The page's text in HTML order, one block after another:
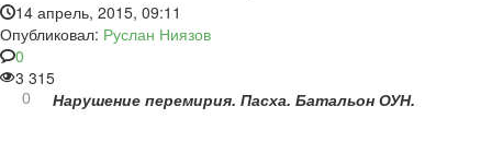
14 апрель, 2015, 09:11
Опубликовал: Руслан Ниязов
0
3 315
0 Нарушение перемирия. Пасха. Батальон ОУН.